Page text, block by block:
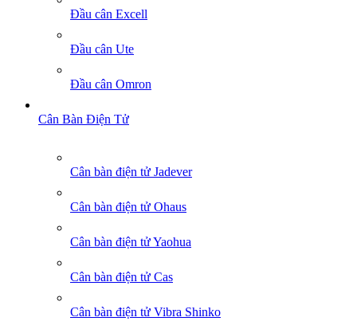
Đầu cân Excell
Đầu cân Ute
Đầu cân Omron
Cân Bàn Điện Tử
Cân bàn điện tử Jadever
Cân bàn điện tử Ohaus
Cân bàn điện tử Yaohua
Cân bàn điện tử Cas
Cân bàn điện tử Vibra Shinko